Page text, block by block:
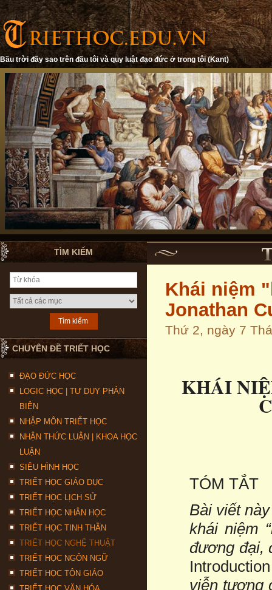
Bầu trời đầy sao trên đầu tôi và quy luật đạo đức ở trong tôi (Kant)
TÌM KIẾM
CHUYÊN ĐỀ TRIẾT HỌC
ĐẠO ĐỨC HỌC
LOGIC HỌC | TƯ DUY PHẢN
BIỆN
NHẬP MÔN TRIẾT HỌC
NHẬN THỨC LUẬN | KHOA HỌC
LUẬN
SIÊU HÌNH HỌC
TRIẾT HỌC GIÁO DỤC
TRIẾT HỌC LỊCH SỬ
TRIẾT HỌC NHÂN HỌC
TRIẾT HỌC TINH THẦN
TRIẾT HỌC NGHỆ THUẬT
TRIẾT HỌC NGÔN NGỮ
TRIẾT HỌC TÔN GIÁO
Khái niệm
Jonathan
Thứ 2, ngày 7
KHÁI
TÓM TẮT
Bài viết
khái niệm
đương đại,
Introduction
viễn tượng